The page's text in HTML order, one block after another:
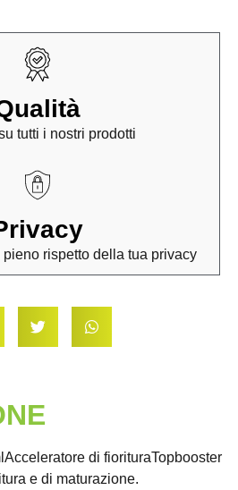
tutti i nostri prodotti
rispetto della tua privacy
di fiorituraTopbooster
e di maturazione.